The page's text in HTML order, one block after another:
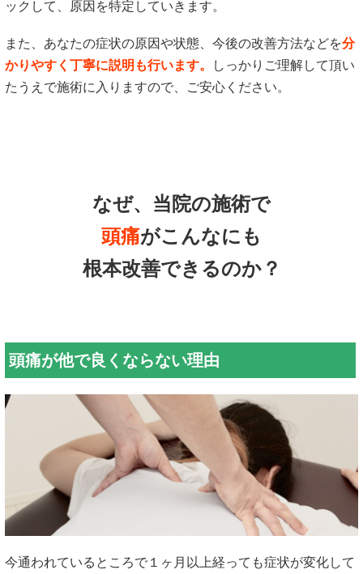
ックして、原因を特定していきます。
また、あなたの症状の原因や状態、今後の改善方法などを分
かりやすく丁寧に説明も行います。
しっかりご理解して頂い
たうえで施術に入りますので、ご安心ください。
なぜ、当院の施術で
頭痛がこんなにも
根本改善できるのか？
頭痛が他で良くならない理由
今通われているところで１ヶ月以上経っても症状が変化して